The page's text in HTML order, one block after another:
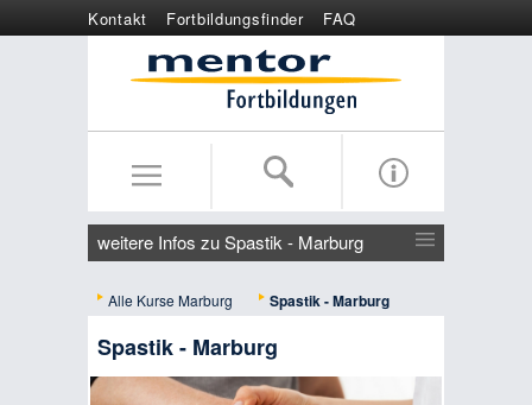
Kontakt Fortbildungsfinder
FAQ
Online anmelden
Wertgutschein
weitere Infos zu Spastik - Marburg
Alle Kurse Marburg Spastik - Marburg
Spastik - Marburg